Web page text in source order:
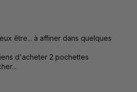
être... à affiner dans quelques
d'acheter 2 pochettes